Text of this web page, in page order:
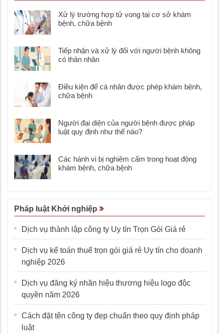
Xử lý trường hợp tử vong tại cơ sở khám
bệnh, chữa bệnh
Tiếp nhận và xử lý đối với người bệnh không
có thân nhân
Điều kiện để cá nhân được phép khám bệnh,
chữa bệnh
Người đại diện của người bệnh được pháp
luật quy định như thế nào?
Các hành vi bị nghiêm cấm trong hoạt động
khám bệnh, chữa bệnh
Pháp luật Khởi nghiệp
Dịch vụ thành lập công ty Uy tín Trọn Gói Giá rẻ
Dịch vụ kế toán thuế trọn gói giá rẻ Uy tín cho doanh
nghiệp 2026
Dịch vụ đăng ký nhãn hiệu thương hiệu logo độc
quyền năm 2026
Cách đặt tên công ty đẹp chuẩn theo quy định pháp
luật